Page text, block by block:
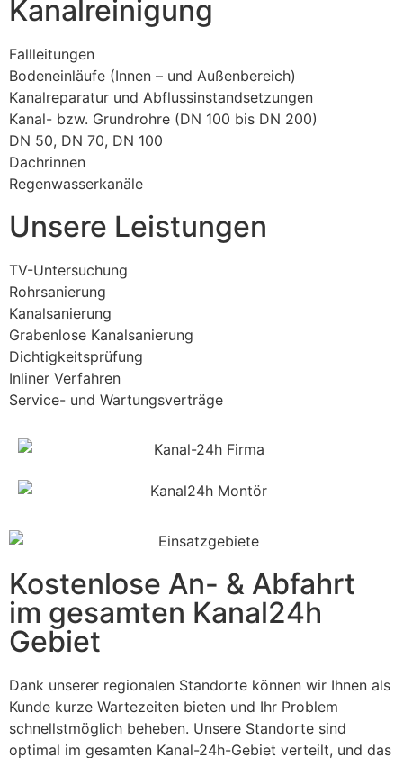
Kanalreinigung
Fallleitungen
Bodeneinläufe (Innen – und Außenbereich)
Kanalreparatur und Abflussinstandsetzungen
Kanal- bzw. Grundrohre (DN 100 bis DN 200)
DN 50, DN 70, DN 100
Dachrinnen
Regenwasserkanäle
Unsere Leistungen
TV-Untersuchung
Rohrsanierung
Kanalsanierung
Grabenlose Kanalsanierung
Dichtigkeitsprüfung
Inliner Verfahren
Service- und Wartungsverträge
Kostenlose An- & Abfahrt
im gesamten Kanal24h
Gebiet
Dank unserer regionalen Standorte können wir Ihnen als
Kunde kurze Wartezeiten bieten und Ihr Problem
schnellstmöglich beheben. Unsere Standorte sind
optimal im gesamten Kanal-24h-Gebiet verteilt, und das